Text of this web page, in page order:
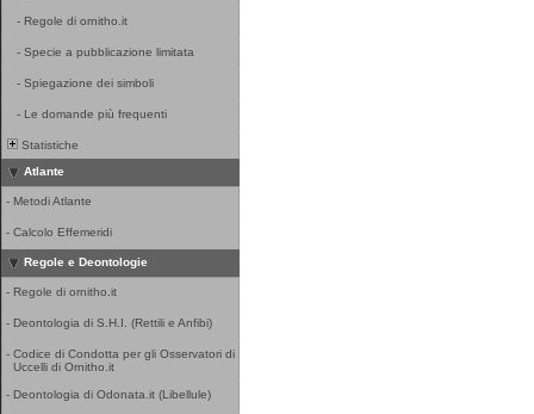
- Regole di ornitho.it
- Specie a pubblicazione limitata
- Spiegazione dei simboli
- Le domande più frequenti
Statistiche
Atlante
- Metodi Atlante
- Calcolo Effemeridi
Regole e Deontologie
- Regole di ornitho.it
- Deontologia di S.H.I. (Rettili e Anfibi)
- Codice di Condotta per gli Osservatori di
Uccelli di Ornitho.it
- Deontologia di Odonata.it (Libellule)